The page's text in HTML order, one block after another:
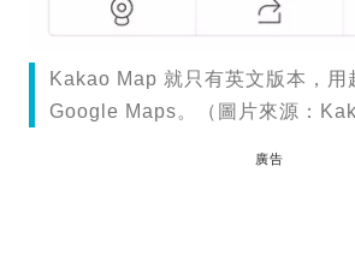
Kakao Map 就只有英文版本，用
Google Maps。（圖片來源：
廣告